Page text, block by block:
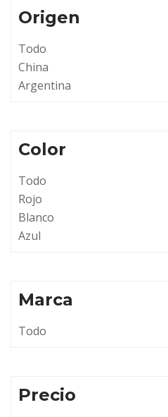
Origen
Todo
China
Argentina
Color
Todo
Rojo
Blanco
Azul
Marca
Todo
Precio